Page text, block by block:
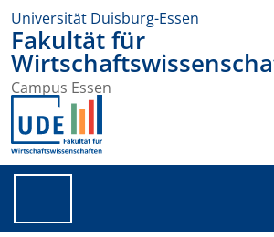
Universität Duisburg-Essen
Fakultät für
Campus Essen